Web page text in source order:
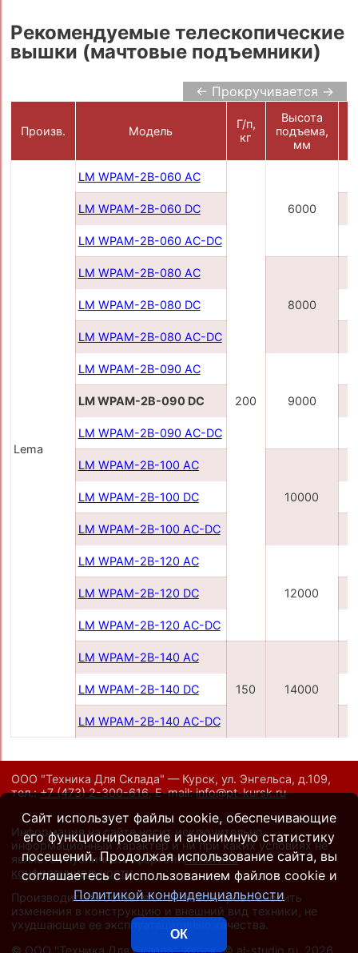
Рекомендуемые телескопические
вышки (мачтовые подъемники)
← Прокручивается →
Произв. Модель
Г/п,
кг
Высота
подъема,
мм
Lema
LM WPAM-2B-060 AC
200
6000
LM WPAM-2B-060 DC
LM WPAM-2B-060 AC-DC
LM WPAM-2В-080 AC
8000
LM WPAM-2B-080 DC
LM WPAM-2B-080 AC-DC
LM WPAM-2В-090 AC
9000
LM WPAM-2B-090 DC
LM WPAM-2B-090 AC-DC
LM WPAM-2B-100 AC
10000
LM WPAM-2B-100 DC
LM WPAM-2B-100 AC-DC
LM WPAM-2B-120 AC
12000
LM WPAM-2B-120 DC
LM WPAM-2B-120 AC-DC
LM WPAM-2B-140 AC
150 14000
LM WPAM-2B-140 DC
LM WPAM-2B-140 AC-DC
ООО "Техника Для Склада" — Курск, ул. Энгельса, д.109,
тел.:+7 (473) 2-300-616,E-mail:info@pt-kursk.ru
Информация на сайте носит исключительно
информационный характер и ни при каких условиях не
является публичной офертой.Политика
конфиденциальности.
Производители оставляют за собой право вносить
изменения в конструкцию и внешний вид техники, не
ухудшающие ее эксплуатационные качества.
© ООО "Техника Для Склада", Курск, © al-studio.ru , 2026
Сайт использует файлы cookie, обеспечивающие
его функционирование и анонимную статистику
посещений. Продолжая использование сайта, вы
соглашаетесь с использованием файлов cookie и
Политикой конфиденциальности
ОК